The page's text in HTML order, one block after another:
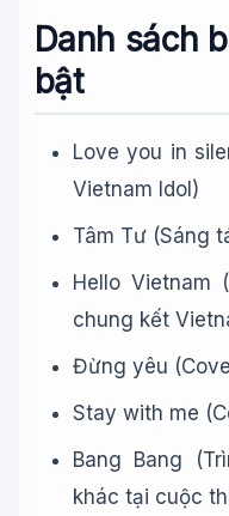
Danh sách
bật
Love you in
Vietnam Idol)
Tâm Tư (Sáng
Hello Vietnam
chung kết
Đừng yêu
Stay with me
Bang Bang
khác tại cuộc